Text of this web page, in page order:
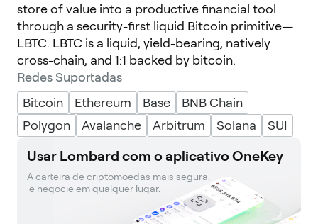
store of value into a productive financial tool
through a security-first liquid Bitcoin primitive—
LBTC. LBTC is a liquid, yield-bearing, natively
cross-chain, and 1:1 backed by bitcoin.
Redes Suportadas
Bitcoin
Ethereum Base
BNB Chain
Polygon
Avalanche Arbitrum Solana SUI
Usar Lombard com o aplicativo OneKey
A carteira de criptomoedas mais segura.
e negocie em qualquer lugar.